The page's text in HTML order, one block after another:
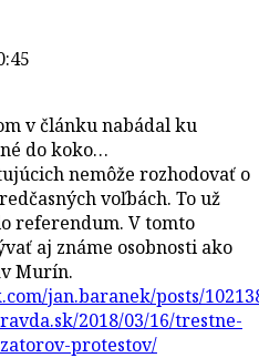
v článku nabádal ku
do koko…
nemôže rozhodovať o
voľbách. To už
referendum. V tomto
aj známe osobnosti ako
Murín.
jan.baranek/posts/
2018/03/16/trestne-
protestov/